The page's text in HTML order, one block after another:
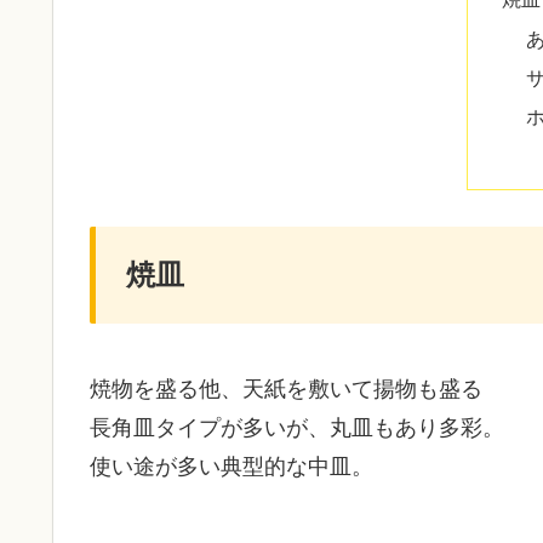
焼皿
焼物を盛る他、天紙を敷いて揚物も盛る
長角皿タイプが多いが、丸皿もあり多彩。
使い途が多い典型的な中皿。